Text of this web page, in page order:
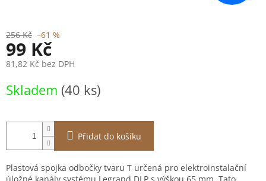
256 Kč –61 %
99 Kč
81,82 Kč bez DPH
cena:
Skladem (40 ks)
Přidat do košíku
Plastová spojka odbočky tvaru T určená pro elektroinstalační